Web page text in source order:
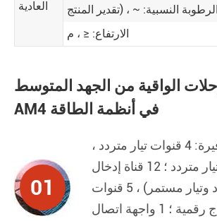
العادية
الرطوبة النسبية: ~ ، (تقدير المنتج
الارتفاع: ≤ ، م
الواقية من الجهد المتوسط
AM4 في أنظمة الطاقة
01
موارد واجهة وفيرة: 4 قنوات تيار متردد ،
4 قنوات جهد تيار متردد ؛ 12 قناة إدخال
رقمي (تيار متردد وتيار مستمر) ، 5 قنوات
إخراج رقمية ؛ 1 واجهة اتصال RS485 ، 1